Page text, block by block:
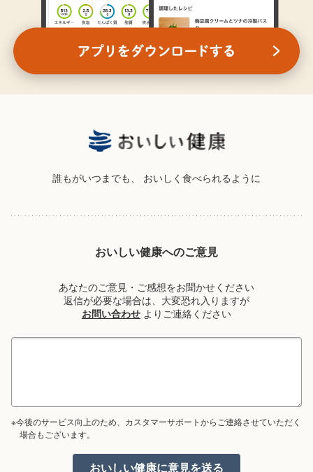
誰もがいつまでも、 おいしく食べられるように
おいしい健康へのご意見
あなたのご意見・ご感想をお聞かせください
返信が必要な場合は、大変恐れ入りますが
お問い合わせ よりご連絡ください
※今後のサービス向上のため、カスタマーサポートからご連絡させていただく
場合もございます。